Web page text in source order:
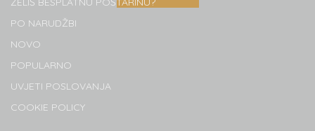
PO NARUDŽBI
NOVO
POPULARNO
UVJETI POSLOVANJA
COOKIE POLICY